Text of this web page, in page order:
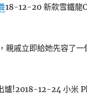
18-12-20 新款雪鐵龍
親戚立即給她先容了
爐!2018-12-24 小米